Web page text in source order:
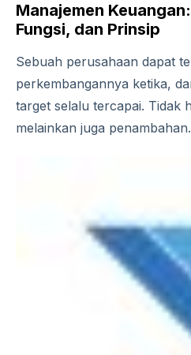
Manajemen
Fungsi, dan Prinsip
Sebuah perusahaan dapat
perkembangannya ketika,
target selalu tercapai. Tidak
melainkan juga